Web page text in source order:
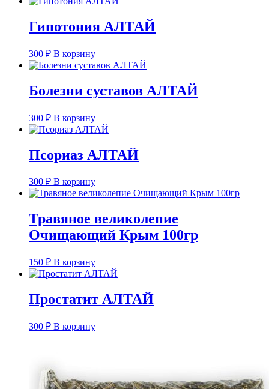
Гипотония АЛТАЙ
300 ₽ В корзину
Болезни суставов АЛТАЙ
300 ₽ В корзину
Псориаз АЛТАЙ
300 ₽ В корзину
Травяное великолепие
Очищающий Крым 100гр
150 ₽ В корзину
Простатит АЛТАЙ
300 ₽ В корзину